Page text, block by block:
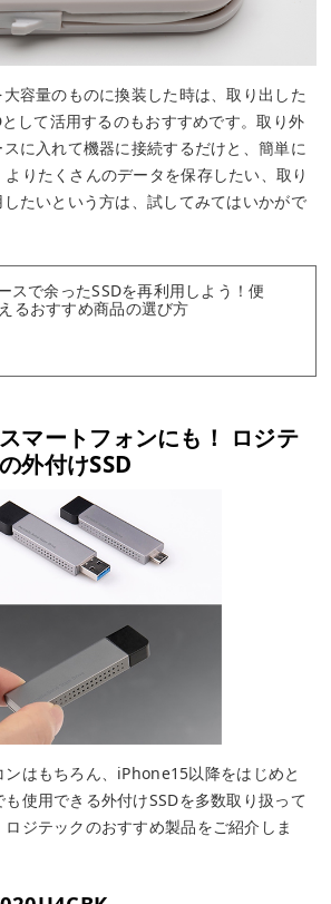
容量のものに換装した時は、取り出した
して活用するのもおすすめです。取り外
スに入れて機器に接続するだけと、簡単に
りたくさんのデータを保存したい、取り
たいという方は、試してみてはいかがで
スで余ったSSDを再利用しよう！便
るおすすめ商品の選び方
マートフォンにも！ ロジテ
外付けSSD
ンはもちろん、iPhone15以降をはじめと
使用できる外付けSSDを多数取り扱って
ジテックのおすすめ製品をご紹介しま